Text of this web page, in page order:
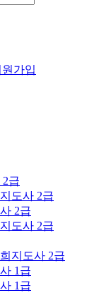
원가입
급
도사 2급
2급
도사 2급
지도사 2급
1급
1급